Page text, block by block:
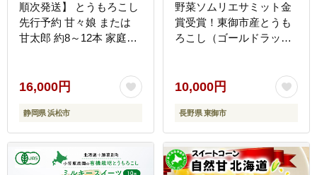
順次発送】 とうもろこし
先行予約 甘々娘 または
甘太郎 約8～12本 家庭用
旬 冷蔵 冷蔵配送 静岡 浜
松市 【配送不可：離島】
16,000円
静岡県 浜松市
野菜ソムリエサミット金
賞受賞！東御市産とうも
ろこし（ゴールドラッシ
年7月上旬～9月中旬頃に
順次発送予定※着日指定
不可
10,000円
長野県 東御市